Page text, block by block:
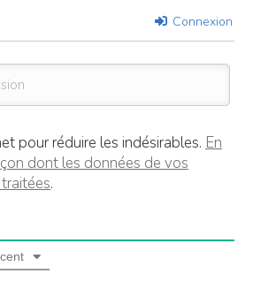
Connexion
pour réduire les indésirables. En
dont les données de vos
.